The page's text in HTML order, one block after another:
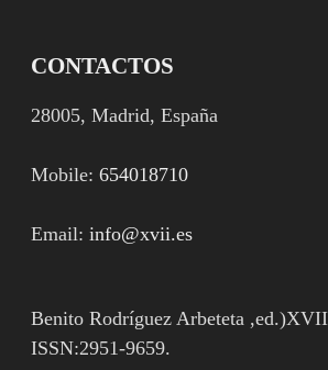
CONTACTOS
28005, Madrid, España
Mobile:654018710
Email:info@xvii.es
Benito Rodríguez Arbeteta
ISSN:2951-9659.